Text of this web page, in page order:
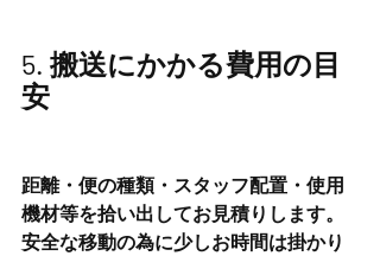
5. 搬送にかかる費用の目
安
距離・便の種類・スタッフ配置・使用
機材等を拾い出してお見積りします。
安全な移動の為に少しお時間は掛かり